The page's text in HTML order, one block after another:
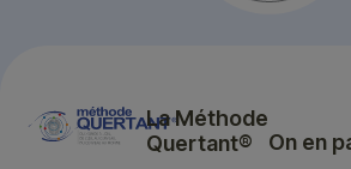
La Méthode
Quertant®
On en